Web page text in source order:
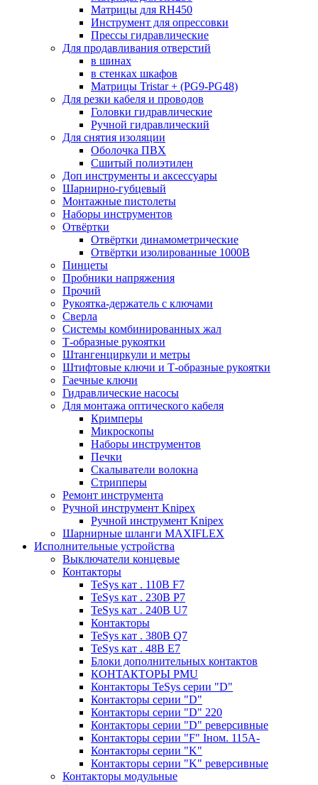
Матрицы для RH450
Инструмент для опрессовки
Прессы гидравлические
Для продавливания отверстий
в шинах
в стенках шкафов
Матрицы Tristar + (PG9-PG48)
Для резки кабеля и проводов
Головки гидравлические
Ручной гидравлический
Для снятия изоляции
Оболочка ПВХ
Сшитый полиэтилен
Доп инструменты и аксессуары
Шарнирно-губцевый
Монтажные пистолеты
Наборы инструментов
Отвёртки
Отвёртки динамометрические
Отвёртки изолированные 1000В
Пинцеты
Пробники напряжения
Прочий
Рукоятка-держатель с ключами
Сверла
Системы комбинированных жал
Т-образные рукоятки
Штангенциркули и метры
Штифтовые ключи и Т-образные рукоятки
Гаечные ключи
Гидравлические насосы
Для монтажа оптического кабеля
Кримперы
Микроскопы
Наборы инструментов
Печки
Скалыватели волокна
Стрипперы
Ремонт инструмента
Ручной инструмент Knipex
Ручной инструмент Knipex
Шарнирные шланги MAXIFLEX
Исполнительные устройства
Выключатели концевые
Контакторы
TeSys кат . 110В F7
TeSys кат . 230В P7
TeSys кат . 240В U7
Контакторы
TeSys кат . 380В Q7
TeSys кат . 48В E7
Блоки дополнительных контактов
КОНТАКТОРЫ PMU
Контакторы TeSys серии "D"
Контакторы серии "D"
Контакторы серии "D" 220
Контакторы серии "D" реверсивные
Контакторы серии "F" Iном. 115А-
Контакторы серии "K"
Контакторы серии "K" реверсивные
Контакторы модульные